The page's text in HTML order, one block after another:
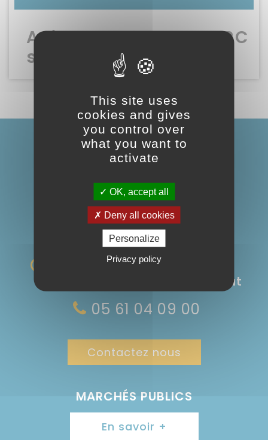
Avis MRAE SAINT QUIRC
soumission
Suivez nous :
Rue du Bicentenaire
09 000 Saint-Paul-de-Jarrat
05 61 04 09 00
Contactez nous
MARCHÉS PUBLICS
En savoir +
This site uses
cookies and gives
you control over
what you want to
activate
OK, accept all
Deny all cookies
Personalize
Privacy policy